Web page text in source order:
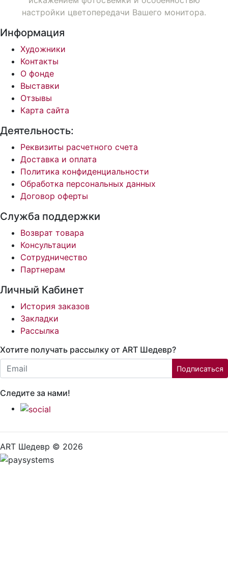
настройки цветопередачи Вашего монитора.
Информация
Художники
Контакты
О фонде
Выставки
Отзывы
Карта сайта
Деятельность:
Реквизиты расчетного счета
Доставка и оплата
Политика конфиденциальности
Обработка персональных данных
Договор оферты
Служба поддержки
Возврат товара
Консультации
Сотрудничество
Партнерам
Личный Кабинет
История заказов
Закладки
Рассылка
Хотите получать рассылку от ART Шедевр?
Email:
Подписаться
Следите за нами!
ART Шедевр © 2026